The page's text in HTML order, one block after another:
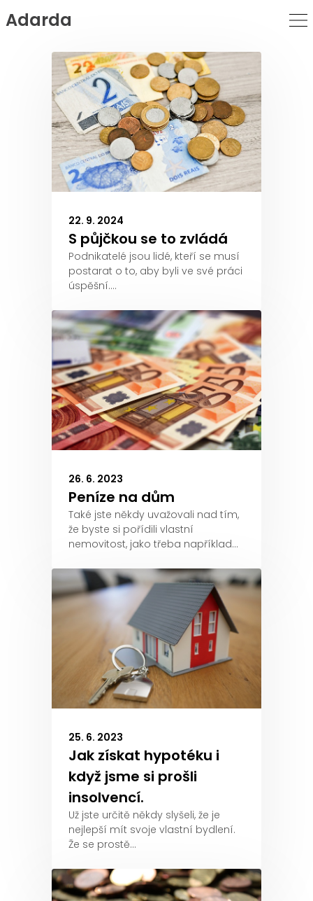
Skip
Content
Adarda
22. 9. 2024
S půjčkou se to zvládá
Podnikatelé jsou lidé, kteří se musí
postarat o to, aby byli ve své práci
úspěšní.…
26. 6. 2023
Peníze na dům
Také jste někdy uvažovali nad tím,
že byste si pořídili vlastní
nemovitost, jako třeba například…
25. 6. 2023
Jak získat hypotéku i
když jsme si prošli
insolvencí.
Už jste určitě někdy slyšeli, že je
nejlepší mít svoje vlastní bydlení.
Že se prostě…